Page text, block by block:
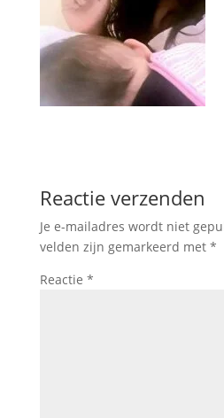
Reactie verzenden
Je e-mailadres wordt niet
velden zijn gemarkeerd met *
Reactie *